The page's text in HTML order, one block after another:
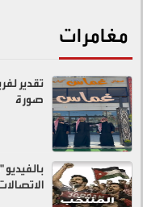
مغامرات
تقدير
صورة